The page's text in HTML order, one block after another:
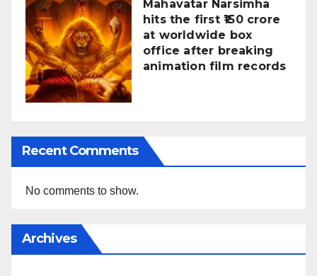
Mahavatar Narsimha
hits the first ₹150 crore
at worldwide box
office after breaking
animation film records
Recent Comments
No comments to show.
Archives